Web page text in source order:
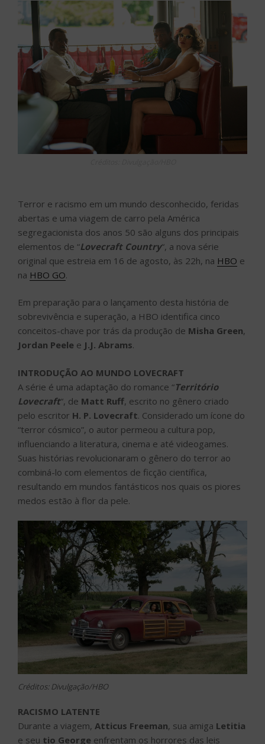
Terror e racismo em um mundo desconhecido, feridas
abertas e uma viagem de carro pela América
segregacionista dos anos 50 são alguns dos principais
elementos de “Lovecraft Country“, a nova série
original que estreia em 16 de agosto, às 22h, na HBO e
na HBO GO.
Em preparação para o lançamento desta história de
sobrevivência e superação, a HBO identifica cinco
conceitos-chave por trás da produção de Misha Green,
Jordan Peele e J.J. Abrams.
INTRODUÇÃO AO MUNDO LOVECRAFT
A série é uma adaptação do romance “Território
Lovecraft“, de Matt Ruff, escrito no gênero criado
pelo escritor H. P. Lovecraft. Considerado um ícone do
“terror cósmico”, o autor permeou a cultura pop,
influenciando a literatura, cinema e até videogames.
Suas histórias revolucionaram o gênero do terror ao
combiná-lo com elementos de ficção científica,
resultando em mundos fantásticos nos quais os piores
medos estão à flor da pele.
Créditos: Divulgação/HBO
RACISMO LATENTE
Durante a viagem, Atticus Freeman, sua amiga Letitia
e seu tio George enfrentam os horrores das leis